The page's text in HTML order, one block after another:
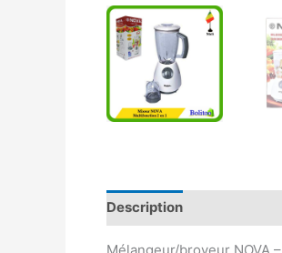
Description
Mélangeur/broyeur NOVA